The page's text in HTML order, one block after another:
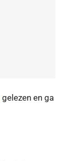
gelezen en ga